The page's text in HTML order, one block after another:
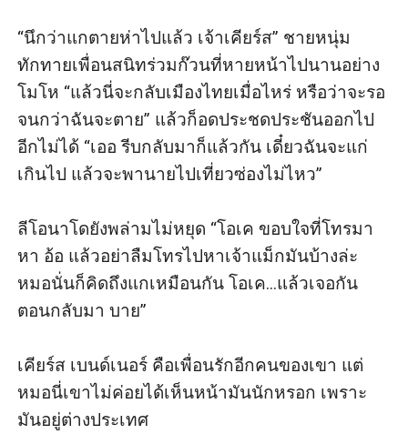
“นึกว่าแกตายห่าไปแล้ว เจ้าเคียร์ส” ชายหนุ่ม
ทักทายเพื่อนสนิทร่วมก๊วนที่หายหน้าไปนานอย่าง
โมโห “แล้วนี่จะกลับเมืองไทยเมื่อไหร่ หรือว่าจะรอ
จนกว่าฉันจะตาย” แล้วก็อดประชดประชันออกไป
อีกไม่ได้ “เออ รีบกลับมาก็แล้วกัน เดี๋ยวฉันจะแก่
เกินไป แล้วจะพานายไปเที่ยวซ่องไม่ไหว”
ลีโอนาโดยังพล่ามไม่หยุด “โอเค ขอบใจที่โทรมา
หา อ้อ แล้วอย่าลืมโทรไปหาเจ้าแม็กมันบ้างล่ะ
หมอนั่นก็คิดถึงแกเหมือนกัน โอเค...แล้วเจอกัน
ตอนกลับมา บาย”
เคียร์ส เบนด์เนอร์ คือเพื่อนรักอีกคนของเขา แต่
หมอนี่เขาไม่ค่อยได้เห็นหน้ามันนักหรอก เพราะ
มันอยู่ต่างประเทศ